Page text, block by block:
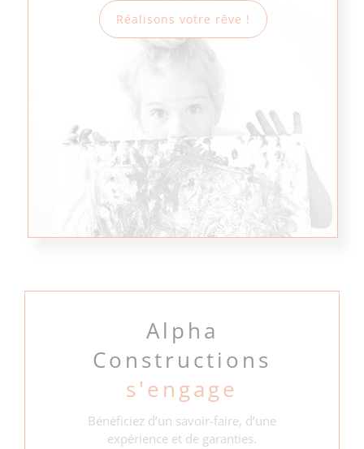
Réalisons votre rêve !
Alpha
Constructions
s'engage
Bénéficiez d’un savoir-faire, d’une
expérience et de garanties.